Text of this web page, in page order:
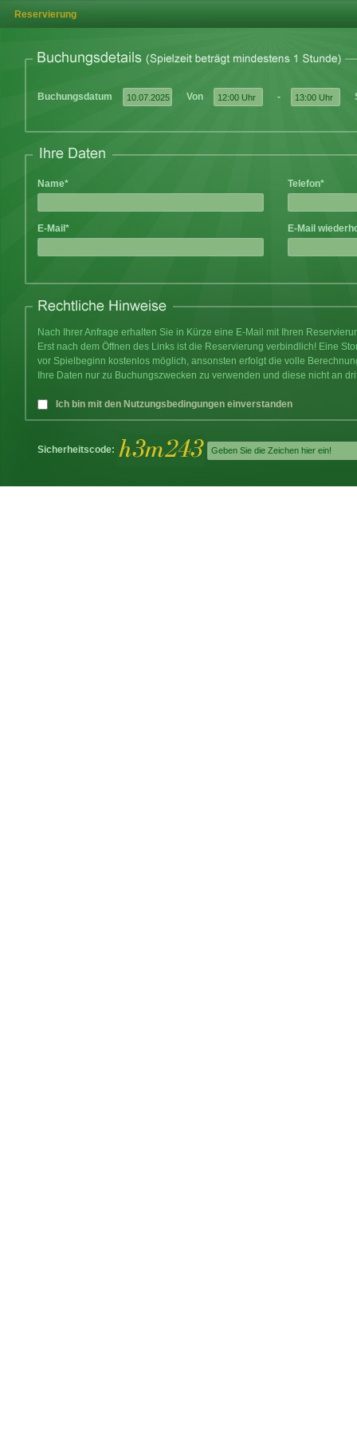
Reservierung
Buchungsdatum Von -
Name* Telefon*
E-Mail* E-Mail
Nach Ihrer Anfrage erhalten Sie in Kürze eine E-Mail mit Ihren
Erst nach dem Öffnen des Links ist die Reservierung verbindlich! Eine
vor Spielbeginn kostenlos möglich, ansonsten erfolgt die volle
Ihre Daten nur zu Buchungszwecken zu verwenden und diese nicht an
Ich bin mit den Nutzungsbedingungen einverstanden
Sicherheitscode: